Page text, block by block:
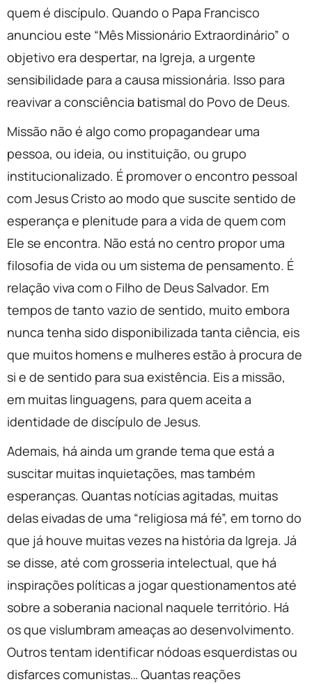
quem é discípulo. Quando o Papa Francisco
anunciou este “Mês Missionário Extraordinário” o
objetivo era despertar, na Igreja, a urgente
sensibilidade para a causa missionária. Isso para
reavivar a consciência batismal do Povo de Deus.
Missão não é algo como propagandear uma
pessoa, ou ideia, ou instituição, ou grupo
institucionalizado. É promover o encontro pessoal
com Jesus Cristo ao modo que suscite sentido de
esperança e plenitude para a vida de quem com
Ele se encontra. Não está no centro propor uma
filosofia de vida ou um sistema de pensamento. É
relação viva com o Filho de Deus Salvador. Em
tempos de tanto vazio de sentido, muito embora
nunca tenha sido disponibilizada tanta ciência, eis
que muitos homens e mulheres estão à procura de
si e de sentido para sua existência. Eis a missão,
em muitas linguagens, para quem aceita a
identidade de discípulo de Jesus.
Ademais, há ainda um grande tema que está a
suscitar muitas inquietações, mas também
esperanças. Quantas notícias agitadas, muitas
delas eivadas de uma “religiosa má fé”, em torno do
que já houve muitas vezes na história da Igreja. Já
se disse, até com grosseria intelectual, que há
inspirações políticas a jogar questionamentos até
sobre a soberania nacional naquele território. Há
os que vislumbram ameaças ao desenvolvimento.
Outros tentam identificar nódoas esquerdistas ou
disfarces comunistas… Quantas reações